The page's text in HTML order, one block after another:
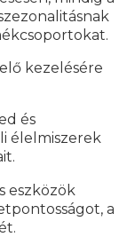
kezelésére
és
élelmiszerek
eszközök
a